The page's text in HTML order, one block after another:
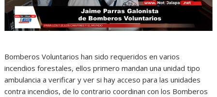
Bomberos Voluntarios han sido requeridos en varios
incendios forestales, ellos primero mandan una unidad tipo
ambulancia a verificar y ver si hay acceso para las unidades
contra incendios, de lo contrario coordinan con los Bomberos